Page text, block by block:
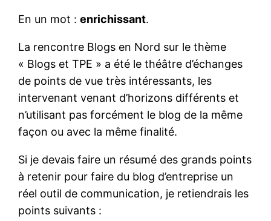
En un mot :enrichissant.
La rencontre Blogs en Nord sur le thème
« Blogs et TPE » a été le théâtre d’échanges
de points de vue très intéressants, les
intervenant venant d’horizons différents et
n’utilisant pas forcément le blog de la même
façon ou avec la même finalité.
Si je devais faire un résumé des grands points
à retenir pour faire du blog d’entreprise un
réel outil de communication, je retiendrais les
points suivants :